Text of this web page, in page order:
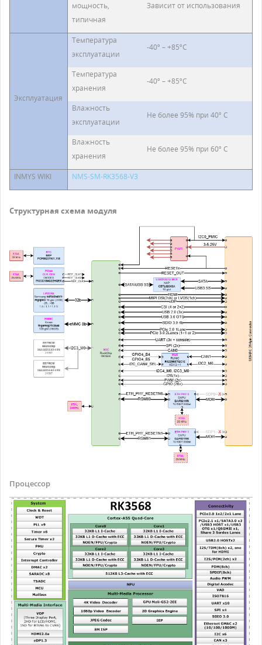
мощность,
типичная
Зависит от использования
Эксплуатация
Температура
эксплуатации
-40º – +85ºC
Температура
хранения
-40º – +85ºC
Влажность
эксплуатации
Не более 95% при 40º C
Влажность
хранения
Не более 95% при 60º C
INMYS WIKI NMS-SM-RK3568-V3
Структурная схема модуля
Процессор